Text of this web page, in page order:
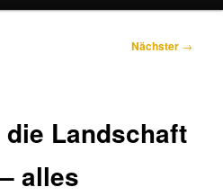
Nächster →
die Landschaft
alles